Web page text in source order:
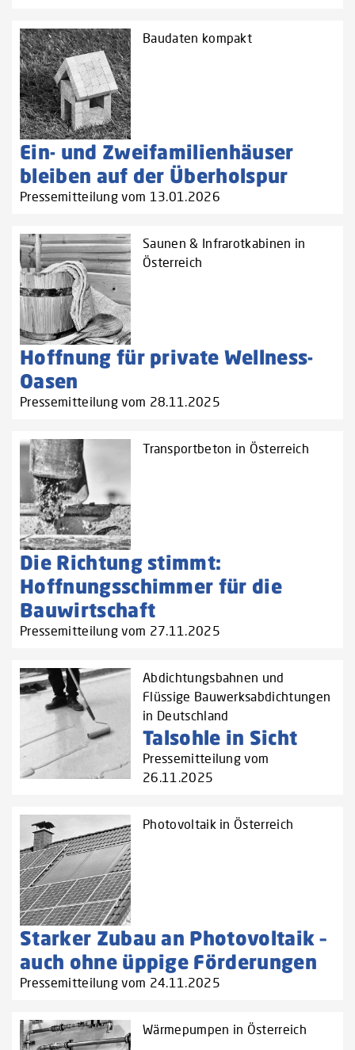
Baudaten kompakt
Ein- und Zweifamilienhäuser
bleiben auf der Überholspur
Pressemitteilung vom 13.01.2026
Saunen & Infrarotkabinen in
Österreich
Hoffnung für private Wellness-
Oasen
Pressemitteilung vom 28.11.2025
Transportbeton in Österreich
Die Richtung stimmt:
Hoffnungsschimmer für die
Bauwirtschaft
Pressemitteilung vom 27.11.2025
Abdichtungsbahnen und
Flüssige Bauwerksabdichtungen
in Deutschland
Talsohle in Sicht
Pressemitteilung vom
26.11.2025
Photovoltaik in Österreich
Starker Zubau an Photovoltaik –
auch ohne üppige Förderungen
Pressemitteilung vom 24.11.2025
Wärmepumpen in Österreich